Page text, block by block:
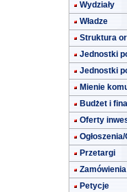
Wydziały
Władze
Struktura
Jednostki
Jednostki
Mienie
Budżet i
Oferty
Przetargi
Petycje